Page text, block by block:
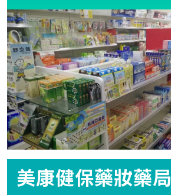
美康健保藥妝藥局